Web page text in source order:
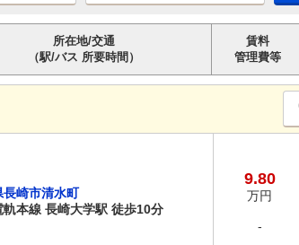
所在地/交通
（駅/バス 所要時間）
賃料
管理費等
長崎市清水町
軌本線 長崎大学駅 徒歩10分
9.80
万円
-